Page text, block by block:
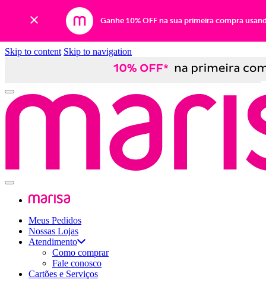
Ganhe 10% OFF na sua primeira compra
Skip to content Skip to navigation
Meus Pedidos
Nossas Lojas
Atendimento
Como comprar
Fale conosco
Cartões e Serviços